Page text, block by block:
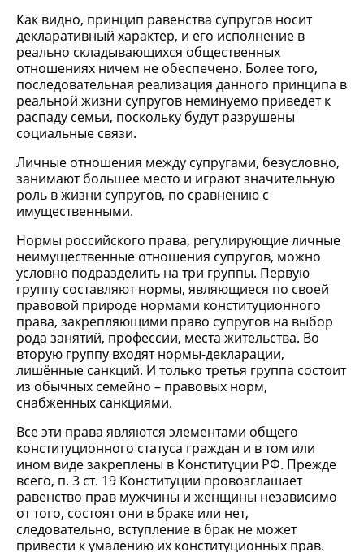
Как видно, принцип равенства супругов носит
декларативный характер, и его исполнение в
реально складывающихся общественных
отношениях ничем не обеспечено. Более того,
последовательная реализация данного принципа в
реальной жизни супругов неминуемо приведет к
распаду семьи, поскольку будут разрушены
социальные связи.
Личные отношения между супругами, безусловно,
занимают большее место и играют значительную
роль в жизни супругов, по сравнению с
имущественными.
Нормы российского права, регулирующие личные
неимущественные отношения супругов, можно
условно подразделить на три группы. Первую
группу составляют нормы, являющиеся по своей
правовой природе нормами конституционного
права, закрепляющими право супругов на выбор
рода занятий, профессии, места жительства. Во
вторую группу входят нормы-декларации,
лишённые санкций. И только третья группа состоит
из обычных семейно – правовых норм,
снабженных санкциями.
Все эти права являются элементами общего
конституционного статуса граждан и в том или
ином виде закреплены в Конституции РФ. Прежде
всего, п. 3 ст. 19 Конституции провозглашает
равенство прав мужчины и женщины независимо
от того, состоят они в браке или нет,
следовательно, вступление в брак не может
привести к умалению их конституционных прав.